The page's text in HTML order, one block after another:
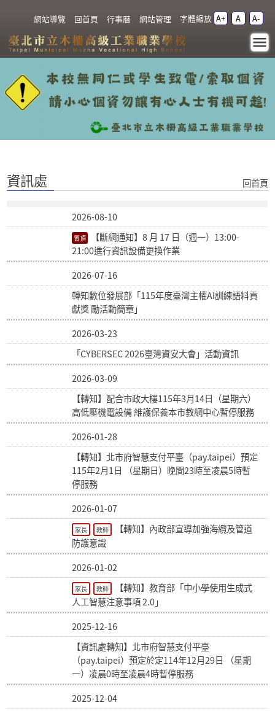
網站導覽 回首頁 行事曆 網站管理 字體縮放 A+ A A-
資訊處 - 臺北市立木柵高
級工業職業學校
:::
資訊處 回首頁
2026-08-10
【斷網通知】8 月 17 日（週一）13:00-
21:00進行資訊設備更換作業
2026-07-16
轉知數位發展部「115年度臺灣主權AI訓練語料貢
獻獎 勵活動簡章」
2026-03-23
「CYBERSEC 2026臺灣資安大會」活動資訊
2026-03-09
【轉知】配合市政大樓115年3月14日（星期六）
高低壓機電設備 維護保養本市教網中心暫停服務
2026-01-28
【轉知】北市府智慧支付平臺（pay.taipei）預定
115年2月1日 （星期日）晚間23時至凌晨5時暫
停服務
2026-01-07
家長 教師
【轉知】內政部宣導加強海纜及管道
防護意識
2026-01-02
家長 教師
【轉知】教育部「中小學使用生成式
人工智慧注意事項 2.0」
2025-12-16
【資訊處轉知】北市府智慧支付平臺
（pay.taipei）預定於定114年12月29日 （星期
一）凌晨0時至凌晨4時暫停服務
2025-12-04